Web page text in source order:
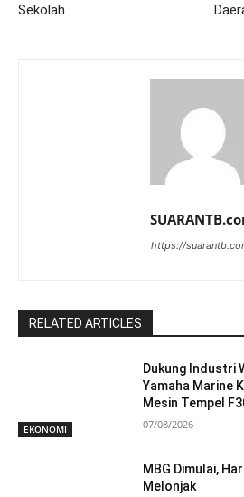
Sekolah
https://
RELATED ARTICLES
EKONOMI
Dukung Industri
Yamaha Marine
Mesin Tempel
07/08/2026
MBG Dimulai,
Melonjak